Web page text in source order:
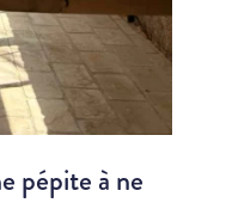
pépite à ne